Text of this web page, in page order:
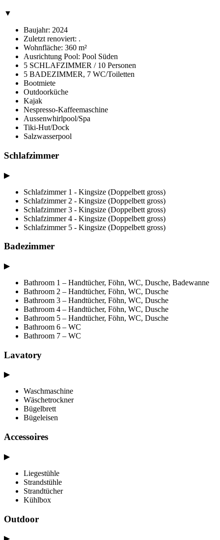
▼
Baujahr: 2024
Zuletzt renoviert: .
Wohnfläche: 360 m²
Ausrichtung Pool: Pool Süden
5 SCHLAFZIMMER / 10 Personen
5 BADEZIMMER, 7 WC/Toiletten
Bootmiete
Outdoorküche
Kajak
Nespresso-Kaffeemaschine
Aussenwhirlpool/Spa
Tiki-Hut/Dock
Salzwasserpool
Schlafzimmer
▶
Schlafzimmer 1 - Kingsize (Doppelbett gross)
Schlafzimmer 2 - Kingsize (Doppelbett gross)
Schlafzimmer 3 - Kingsize (Doppelbett gross)
Schlafzimmer 4 - Kingsize (Doppelbett gross)
Schlafzimmer 5 - Kingsize (Doppelbett gross)
Badezimmer
▶
Bathroom 1 – Handtücher, Föhn, WC, Dusche, Badewanne
Bathroom 2 – Handtücher, Föhn, WC, Dusche
Bathroom 3 – Handtücher, Föhn, WC, Dusche
Bathroom 4 – Handtücher, Föhn, WC, Dusche
Bathroom 5 – Handtücher, Föhn, WC, Dusche
Bathroom 6 – WC
Bathroom 7 – WC
Lavatory
▶
Waschmaschine
Wäschetrockner
Bügelbrett
Bügeleisen
Accessoires
▶
Liegestühle
Strandstühle
Strandtücher
Kühlbox
Outdoor